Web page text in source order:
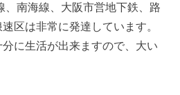
、南海線、大阪市営地下鉄、路
区は非常に発達しています。
に生活が出来ますので、大い